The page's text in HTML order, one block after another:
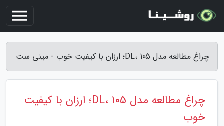
چراغ مطالعه مدل DL، 105؛ ارزان با کیفیت خوب - مینی ست
چراغ مطالعه مدل DL، 105؛ ارزان با کیفیت
خوب